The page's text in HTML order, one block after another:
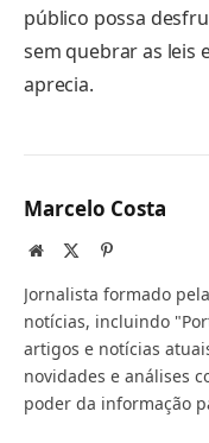
público possa
sem quebrar as leis
aprecia.
Marcelo Costa
Website Pinterest
Jornalista formado
notícias, incluindo
artigos e notícias
novidades e análises
poder da informação